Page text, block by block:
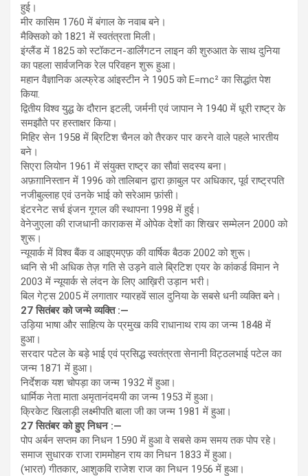
हुई।
मीर कासिम 1760 में बंगाल के नवाब बने।
मैक्सिको को 1821 में स्वतंत्रता मिली।
इंग्लैंड में 1825 को स्टॉकटन-डार्लिंगटन लाइन की शुरुआत के साथ दुनिया
का पहला सार्वजनिक रेल परिवहन शुरू हुआ।
महान वैज्ञानिक अल्फ्रेड आंइस्टीन ने 1905 को E=mc² का सिद्धांत पेश
किया.
द्वितीय विश्व युद्ध के दौरान इटली, जर्मनी एवं जापान ने 1940 में धूरी राष्ट्र के
समझौते पर हस्ताक्षर किया।
मिहिर सेन 1958 में ब्रिटिश चैनल को तैरकर पार करने वाले पहले भारतीय
बने।
सिएरा लियोन 1961 में संयुक्त राष्ट्र का सौवां सदस्य बना।
अफ़ग़ानिस्तान में 1996 को तालिबान द्वारा क़ाबुल पर अधिकार, पूर्व राष्ट्रपति
नजीबुल्लाह एवं उनके भाई को सरेआम फ़ांसी।
इंटरनेट सर्च इंजन गूगल की स्थापना 1998 में हुई।
वेनेजुएला की राजधानी काराकस में ओपेक देशों का शिखर सम्मेलन 2000 को
शुरू।
न्यूयार्क में विश्व बैंक व आइएमएफ़ की वार्षिक बैठक 2002 को शुरू।
ध्वनि से भी अधिक तेज़ गति से उड़ने वाले ब्रिटिश एयर के कांकर्ड विमान ने
2003 में न्यूयार्क से लंदन के लिए आख़िरी उड़ान भरी।
बिल गेट्स 2005 में लगातार ग्यारहवें साल दुनिया के सबसे धनी व्यक्ति बने।
27 सितंबर को जन्मे व्यक्ति :—
उड़िया भाषा और साहित्य के प्रमुख कवि राधानाथ राय का जन्म 1848 में
हुआ।
सरदार पटेल के बड़े भाई एवं प्रसिद्ध स्वतंत्रता सेनानी विट्ठलभाई पटेल का
जन्म 1871 में हुआ।
निर्देशक यश चोपड़ा का जन्म 1932 में हुआ।
धार्मिक नेता माता अमृतानंदमयी का जन्म 1953 में हुआ।
क्रिकेट खिलाड़ी लक्ष्मीपति बाला जी का जन्म 1981 में हुआ।
27 सितंबर को हुए निधन :—
पोप अर्बन सप्तम का निधन 1590 में हुआ वे सबसे कम समय तक पोप रहे।
समाज सुधारक राजा राममोहन राय का निधन 1833 में हुआ।
(भारत) गीतकार, आशुकवि राजेश राज का निधन 1956 में हुआ।